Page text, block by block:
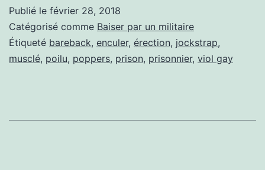
dans
une
prison
Publié le février 28, 2018
Catégorisé comme Baiser par un militaire
Étiqueté bareback, enculer, érection, jockstrap,
musclé, poilu, poppers, prison, prisonnier, viol gay